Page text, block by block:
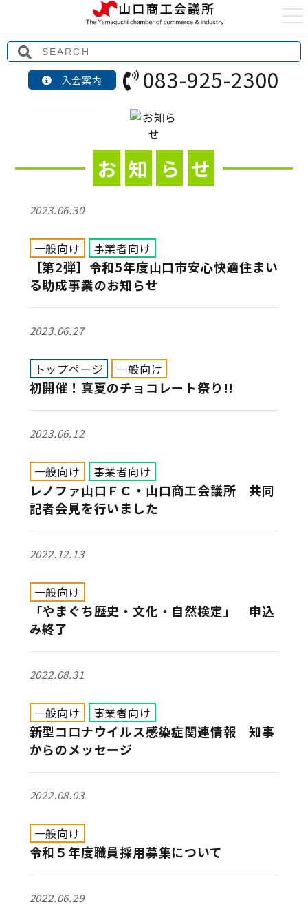
t
o
g
g
e
n
入会案内 083-925-2300
お 知 ら せ
2023.06.30
一般向け 事業者向け
［第2弾］令和5年度山口市安心快適住まい
る助成事業のお知らせ
2023.06.27
トップページ 一般向け
初開催！真夏のチョコレート祭り!!
2023.06.12
一般向け 事業者向け
レノファ山口ＦＣ・山口商工会議所 共同
記者会見を行いました
2022.12.13
一般向け
「やまぐち歴史・文化・自然検定」 申込
み終了
2022.08.31
一般向け 事業者向け
新型コロナウイルス感染症関連情報 知事
からのメッセージ
2022.08.03
一般向け
令和５年度職員採用募集について
2022.06.29